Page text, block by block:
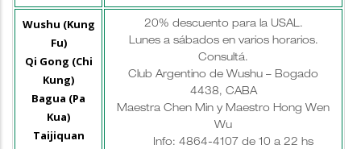
Wushu (Kung
Fu)
Qi Gong (Chi
Kung)
Bagua (Pa
Kua)
Taijiquan
20% descuento para la USAL.
Lunes a sábados en varios horarios.
Consultá.
Club Argentino de Wushu – Bogado
4438, CABA
Maestra Chen Min y Maestro Hong Wen
Wu
Info: 4864-4107 de 10 a 22 hs